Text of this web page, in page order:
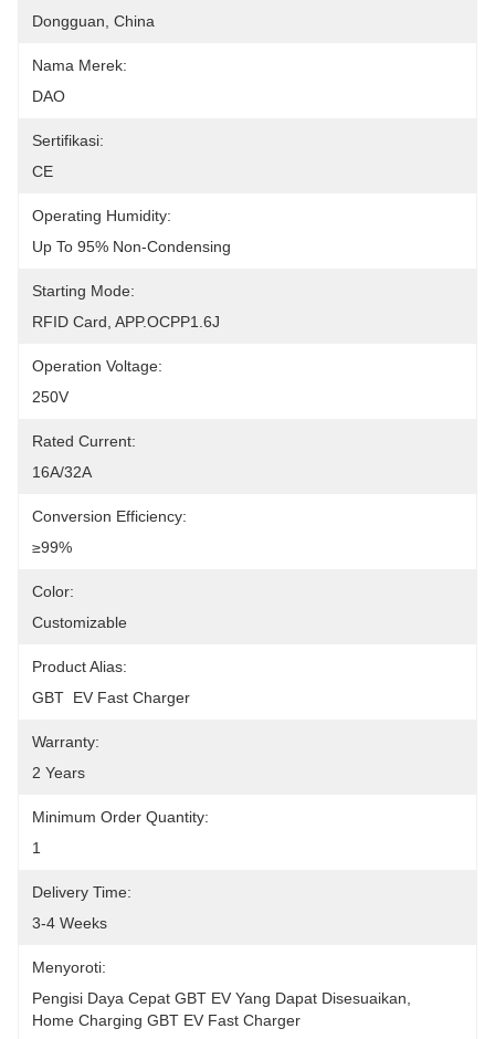
Dongguan, China
Nama Merek:
DAO
Sertifikasi:
CE
Operating Humidity:
Up To 95% Non-Condensing
Starting Mode:
RFID Card, APP.OCPP1.6J
Operation Voltage:
250V
Rated Current:
16A/32A
Conversion Efficiency:
≥99%
Color:
Customizable
Product Alias:
GBT  EV Fast Charger
Warranty:
2 Years
Minimum Order Quantity:
1
Delivery Time:
3-4 Weeks
Menyoroti:
Pengisi Daya Cepat GBT EV Yang Dapat Disesuaikan
Home Charging GBT EV Fast Charger